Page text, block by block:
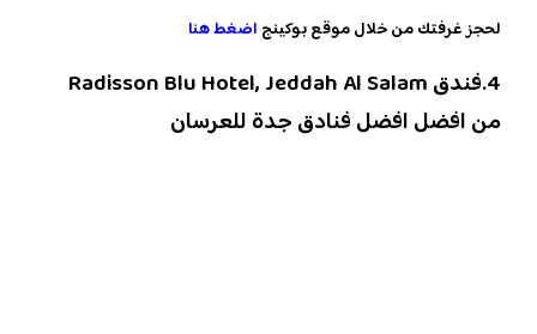
لحجز غرفتك من خلال موقع بوكينج اضغط هنا
4.فندق Radisson Blu Hotel, Jeddah Al Salam
من افضل افضل فنادق جدة للعرسان